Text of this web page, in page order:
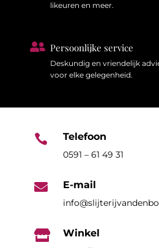
likeuren en meer.
 Persoonlijke service
Deskundig en vriendelijk
voor elke gelegenheid.
 Telefoon
0591 – 61 49 31
 E-mail
 Winkel